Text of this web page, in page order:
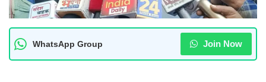
WhatsApp Group Join Now